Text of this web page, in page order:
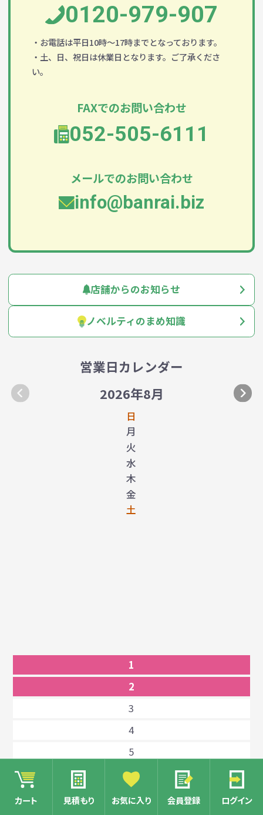
カート 見積もり お気に入り 会員登録 ログイン
0120-979-907
・お電話は平日10時～17時までとなっております。
・土、日、祝日は休業日となります。ご了承くださ
い。
FAXでのお問い合わせ
052-505-6111
メールでのお問い合わせ
info@banrai.biz
店舗からのお知らせ
ノベルティのまめ知識
営業日カレンダー
2026年8月
日
月
火
水
木
金
土
1
2
3
4
5
6
7